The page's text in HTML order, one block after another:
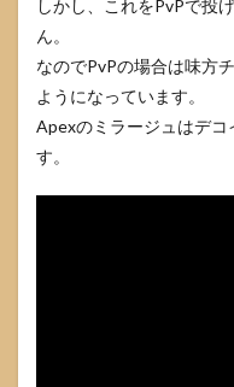
しかし、これをPvPで投
ん。
なのでPvPの場合は味方
ようになっています。
Apexのミラージュはデ
す。